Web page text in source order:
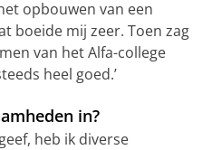
opbouwen van een
boeide mij zeer. Toen zag
van het Alfa-college
heel goed.’
in?
heb ik diverse